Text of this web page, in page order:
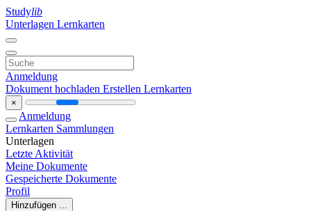
Studylib
Unterlagen Lernkarten
Anmeldung
Dokument hochladen Erstellen Lernkarten
×
Anmeldung
Lernkarten Sammlungen
Unterlagen
Letzte Aktivität
Meine Dokumente
Gespeicherte Dokumente
Profil
Hinzufügen ...